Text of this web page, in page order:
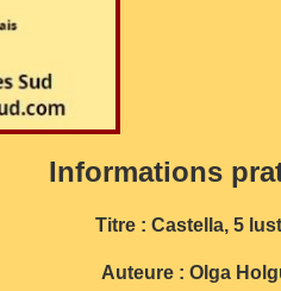
Informations
Titre : Castella, 5
Auteure : Olga